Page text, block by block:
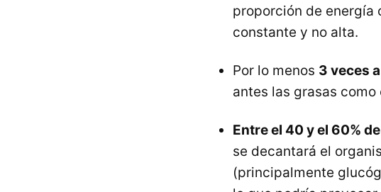
proporción de energía
constante y no alta.
Por lo menos 3 veces
antes las grasas
Entre el 40 y el 60%
se decantará el
(principalmente